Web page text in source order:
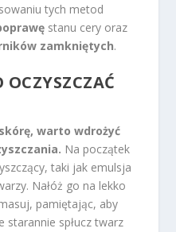
tych metod
stanu cery oraz
zamkniętych.
warto wdrożyć
Na początek
taki jak emulsja
Nałóż go na lekko
pamiętając, aby
starannie spłucz twarz